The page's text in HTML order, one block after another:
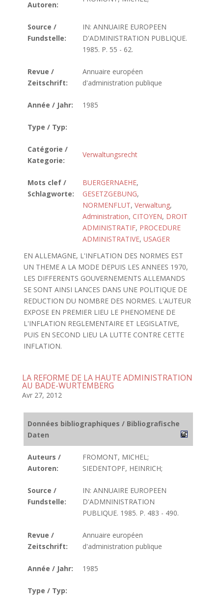
Autoren:
Source /
Fundstelle:
IN: ANNUAIRE EUROPEEN
D'ADMINISTRATION PUBLIQUE.
1985. P. 55 - 62.
Revue /
Zeitschrift:
Annuaire européen
d'administration publique
Année / Jahr: 1985
Type / Typ:
Catégorie /
Kategorie:
Verwaltungsrecht
Mots clef /
Schlagworte:
BUERGERNAEHE,
GESETZGEBUNG,
NORMENFLUT, Verwaltung,
Administration, CITOYEN, DROIT
ADMINISTRATIF, PROCEDURE
ADMINISTRATIVE, USAGER
EN ALLEMAGNE, L'INFLATION DES NORMES EST
UN THEME A LA MODE DEPUIS LES ANNEES 1970,
LES DIFFERENTS GOUVERNEMENTS ALLEMANDS
SE SONT AINSI LANCES DANS UNE POLITIQUE DE
REDUCTION DU NOMBRE DES NORMES. L'AUTEUR
EXPOSE EN PREMIER LIEU LE PHENOMENE DE
L'INFLATION REGLEMENTAIRE ET LEGISLATIVE,
PUIS EN SECOND LIEU LA LUTTE CONTRE CETTE
INFLATION.
LA REFORME DE LA HAUTE ADMINISTRATION
AU BADE-WURTEMBERG
Avr 27, 2012
Données bibliographiques / Bibliografische
Daten
Auteurs /
Autoren:
FROMONT, MICHEL;
SIEDENTOPF, HEINRICH;
Source /
Fundstelle:
IN: ANNUAIRE EUROPEEN
D'ADMNINISTRATION
PUBLIQUE. 1985. P. 483 - 490.
Revue /
Zeitschrift:
Annuaire européen
d'administration publique
Année / Jahr: 1985
Type / Typ: